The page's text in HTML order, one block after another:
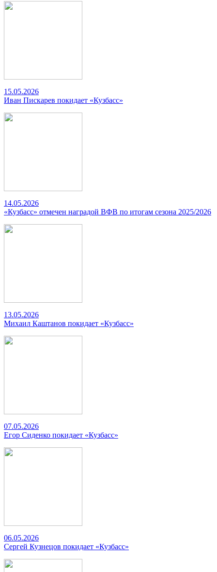
15.05.2026
Иван Пискарев покидает «Кузбасс»
14.05.2026
«Кузбасс» отмечен наградой ВФВ по итогам сезона 2025/2026
13.05.2026
Михаил Каштанов покидает «Кузбасс»
07.05.2026
Егор Сиденко покидает «Кузбасс»
06.05.2026
Сергей Кузнецов покидает «Кузбасс»